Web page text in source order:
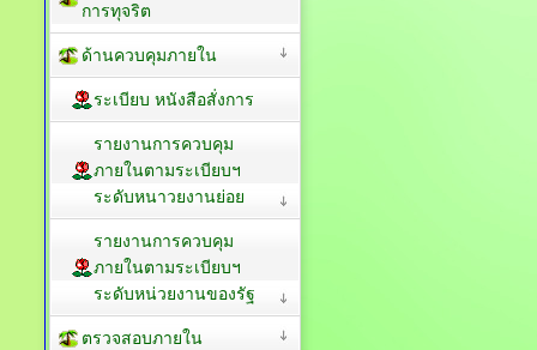
การทุจริต
ด้านควบคุมภายใน
ระเบียบ หนังสือสั่งการ
รายงานการควบคุม
ภายในตามระเบียบฯ
ระดับหนาวยงานย่อย
รายงานการควบคุม
ภายในตามระเบียบฯ
ระดับหน่วยงานของรัฐ
ตรวจสอบภายใน